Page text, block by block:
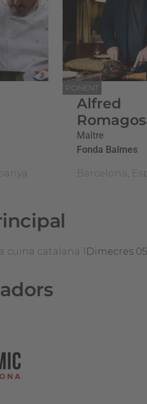
PONENT
Alfred
Maître
Fonda Balmes
Barcelona,
cuina catalana 1 Dimecres